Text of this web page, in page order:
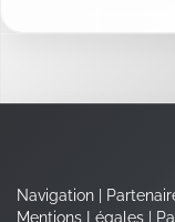
Navigation
Mentions Légales